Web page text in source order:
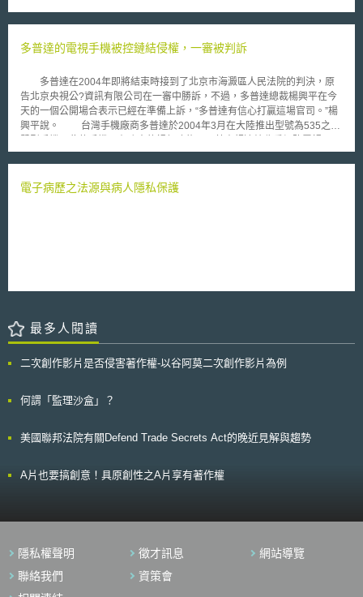
屬的佐證資料，提供台灣企業為著作產出過程的證據保存與管理之參考。
縱使已取得著作權登記證書，仍不足證明著作權歸屬。實務上，除了以著作
者，關於其證據力分述如下。 一、著作權登記證書之證據力 最高人民
法院《關於審理著作權民事糾紛案件適用法律若干問題的解釋》第7條規
定，當事人提供的涉及著作權的底稿、原件、合法出版物、著作權登記證
書、認證機構出具的證明、取得權利的合同等，可以作為證據。但，此僅作
為登記人擁有該登記作品著作權的初步證明，因登記機關是根據登記人主張
的創作完成時間為登記，並未進行創作歷程、有無抄襲等實質審查。
在先著作權成立，具有相對高的證明力。問題在於，晚於系爭商標註冊申請
註冊人則在於表示商標專用權人，與《著作權法》的姓名表示權意義不同。
參、事件評析 由上述重點說明可知，儘管有著作權登記證書或在先商
標權註冊證，在多數情況下，如無其他佐證，仍無法證明在先著作權。著作
查，有可能發生非真正的著作權人進行登記。 故當對造當事人提出證據推
作，其方式有： 一、在著作原件署名 依據《著作權法》第11條第4款
規定，如無相反證明，即推定作品上之署名為作者。因此推定的效果，對於
作紀錄 此為證明著作為自行創作的最直接證據，例如：工作會議紀
證據推翻之窘境，故建議針對具備創作高度而該當著作權保護之標的，比照
上述方式，進行創作歷程保留並進行著作權登記，確保權利之取得與維護。
[1]谭乃文，〈商标确权案中的在先著作权〉，国家知识产权战略网，
2014/08/29，http://www.nipso.cn/onews.asp?id=22682 (最後瀏覽日：
採取相關之主動措施以減輕風險，此類相關之主動措施即緩減風險之因素
相鼓勵此種惡意行為，故若企業對勒索軟體支付，或代替受害企業支付贖
liability），發動民事處罰（Civil Penalty制度），例如處以民事罰款（Civil
Money Penalty）。 OFAC鼓勵企業與金融機構包括涉及金錢存放與贖
金支付之機構，應實施合規之風險管理計畫以減少被制裁之風險，例如維護
資料的離線備份、制定勒索事件因應計畫、進行網路安全培訓、定期更新防
毒軟體，以及啟用身分驗證協議等；並且積極鼓勵受勒索病毒攻擊之受害者
邦調查局當地辦公室。
多普達的電視手機被控鏈結侵權，一審被判訴
多普達在2004年即將結束時接到了北京市海澱區人民法院的判決，原
告北京央視公?資訊有限公司在一審中勝訴，不過，多普達總裁楊興平在今
天的一個公開場合表示已經在準備上訴，“多普達有信心打贏這場官司。”楊
興平說。 台灣手機廠商多普達於2004年3月在大陸推出型號為535之智
多普達也在該款手機上內建了大陸中央電視台的頻道鏈結，讓使用者可以收
有授權於電信網路傳播合同的央視公?，於2004年8月13日控告多普達侵
電子病歷之法源與病人隱私保護
最多人閱讀
二次創作影片是否侵害著作權-以谷阿莫二次創作影片為例
何謂「監理沙盒」？
美國聯邦法院有關Defend Trade Secrets Act的晚近見解與趨勢
A片也要搞創意！具原創性之A片享有著作權
隱私權聲明 徵才訊息
網站導覽
聯絡我們
資策會